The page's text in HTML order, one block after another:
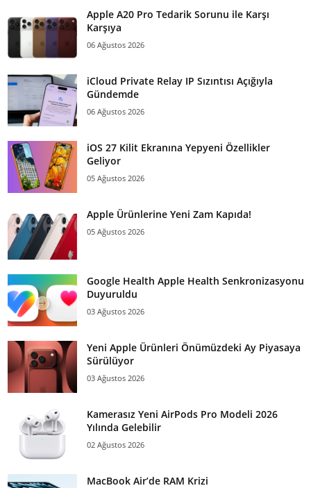
Apple A20 Pro Tedarik Sorunu ile Karşı
Karşıya
06 Ağustos 2026
iCloud Private Relay IP Sızıntısı Açığıyla
Gündemde
06 Ağustos 2026
iOS 27 Kilit Ekranına Yepyeni Özellikler
Geliyor
05 Ağustos 2026
Apple Ürünlerine Yeni Zam Kapıda!
05 Ağustos 2026
Google Health Apple Health Senkronizasyonu
Duyuruldu
03 Ağustos 2026
Yeni Apple Ürünleri Önümüzdeki Ay Piyasaya
Sürülüyor
03 Ağustos 2026
Kamerasız Yeni AirPods Pro Modeli 2026
Yılında Gelebilir
02 Ağustos 2026
MacBook Air’de RAM Krizi